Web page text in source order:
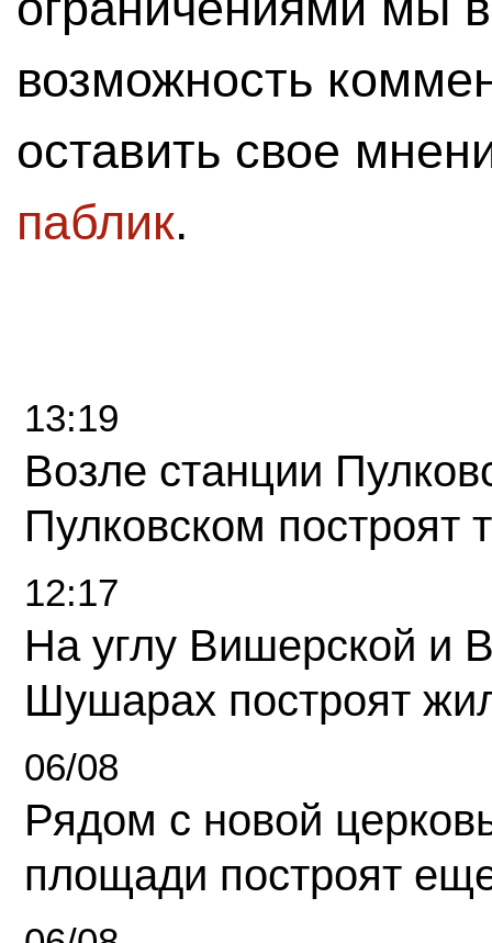
возможность
оставить свое
паблик.
13:19
Возле станции
Пулковском построят
12:17
На углу Вишерской и
Шушарах построят
06/08
Рядом с новой
площади построят